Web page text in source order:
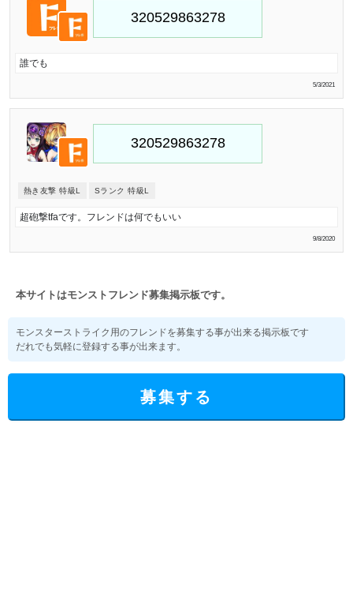
誰でも
5/3/2021
熱き友撃 特級L Sランク 特級L
超砲撃tfaです。フレンドは何でもいい
9/8/2020
本サイトはモンストフレンド募集掲示板です。
モンスターストライク用のフレンドを募集する事が出来る掲示板です
だれでも気軽に登録する事が出来ます。
募集する